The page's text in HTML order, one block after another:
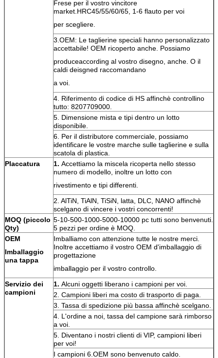
Frese per il vostro vincitore
market.HRC45/55/60/65, 1-6 flauto per voi
per scegliere.
3.OEM: Le taglierine speciali hanno personalizzato
accettabile! OEM ricoperto anche. Possiamo
produceaccording al vostro disegno, anche. O il
caldi deisgned raccomandano
a voi.
4. Riferimento di codice di HS affinchè controllino
tutto: 8207709000.
5. Dimensione mista e tipi dentro un lotto
disponibile.
6. Per il distributore commerciale, possiamo
identificare le vostre marche sulle taglierine e sulla
scatola di plastica.
Placcatura
1. Accettiamo la miscela ricoperta nello stesso
numero di modello, inoltre un lotto con
rivestimento e tipi differenti.
2. AlTiN, TiAlN, TiSiN, latta, DLC, NANO affinchè
scelgano di vincere i vostri concorrenti!
MOQ (piccolo
Qty)
5-10-500-1000-5000-10000 pc tutti sono benvenuti.
5 pezzi per ordine è MOQ.
OEM
Imballaggio
una tappa
Imballiamo con attenzione tutte le nostre merci.
Inoltre accettiamo il vostro OEM d'imballaggio di
progettazione
imballaggio per il vostro controllo.
Servizio dei
campioni
1. Alcuni oggetti liberano i campioni per voi.
2. Campioni liberi ma costo di trasporto di paga.
3. Tassa di spedizione più bassa affinchè scelgano.
4. L'ordine a noi, tassa del campione sarà rimborso
a voi.
5. Diventano i nostri clienti di VIP, campioni liberi
per voi!
I campioni 6.OEM sono benvenuto caldo.